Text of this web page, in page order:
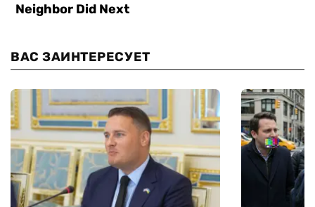
ВАС ЗАИНТЕРЕСУЕТ